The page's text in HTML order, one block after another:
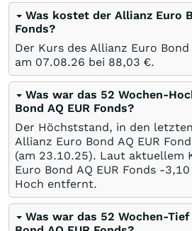
Was kostet der Allianz Euro
Fonds?
Der Kurs des Allianz Euro Bond
am 07.08.26 bei 88,03 €.
Was war das 52 Wochen-
Bond AQ EUR Fonds?
Der Höchststand, in den
Allianz Euro Bond AQ EUR
(am 23.10.25). Laut aktuellem
Euro Bond AQ EUR Fonds -3,10
Hoch entfernt.
Was war das 52 Wochen-